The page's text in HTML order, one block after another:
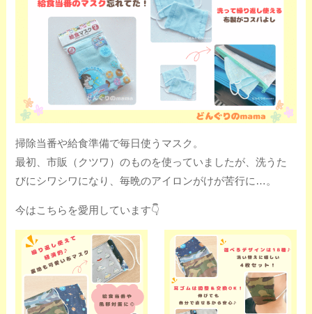
掃除当番や給食準備で毎日使うマスク。
最初、市販（クツワ）のものを使っていましたが、洗うた
びにシワシワになり、毎晩のアイロンがけが苦行に…。
今はこちらを愛用しています👇️